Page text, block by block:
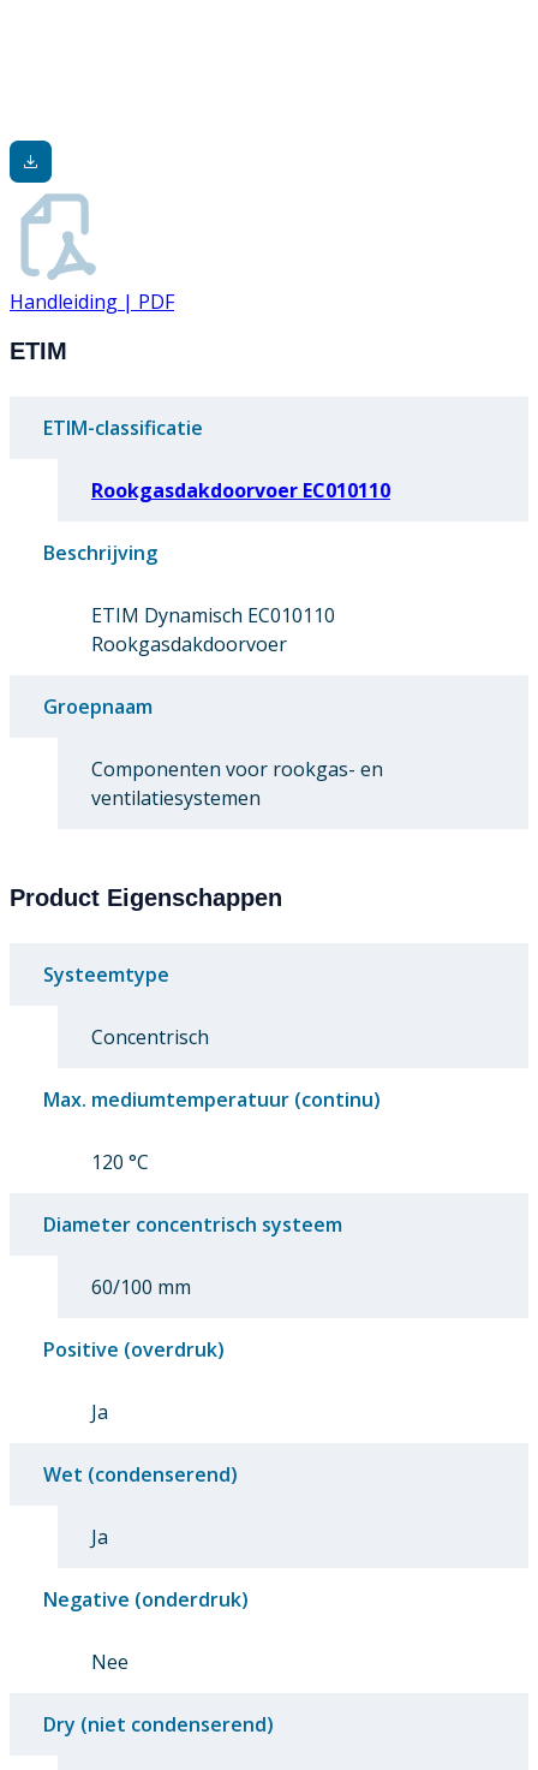
Handleiding | PDF
ETIM
ETIM-classificatie
Rookgasdakdoorvoer EC010110
Beschrijving
ETIM Dynamisch EC010110
Rookgasdakdoorvoer
Groepnaam
Componenten voor rookgas- en
ventilatiesystemen
Product Eigenschappen
Systeemtype
Concentrisch
Max. mediumtemperatuur (continu)
120 °C
Diameter concentrisch systeem
60/100 mm
Positive (overdruk)
Ja
Wet (condenserend)
Ja
Negative (onderdruk)
Nee
Dry (niet condenserend)